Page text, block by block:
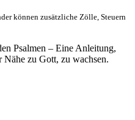
können zusätzliche Zölle, Steuern
Psalmen – Eine Anleitung,
zu Gott, zu wachsen.